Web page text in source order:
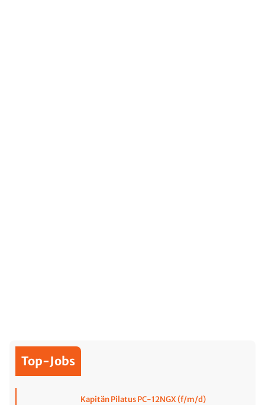
Top-Jobs
Kapitän Pilatus PC-12NGX (f/m/d)